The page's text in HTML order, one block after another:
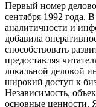
Первый номер
сентября 1992 года.
аналитичности и
добавила
способствовать
предоставляя
локальной деловой
широкий доступ к
Независимость,
основные ценности.